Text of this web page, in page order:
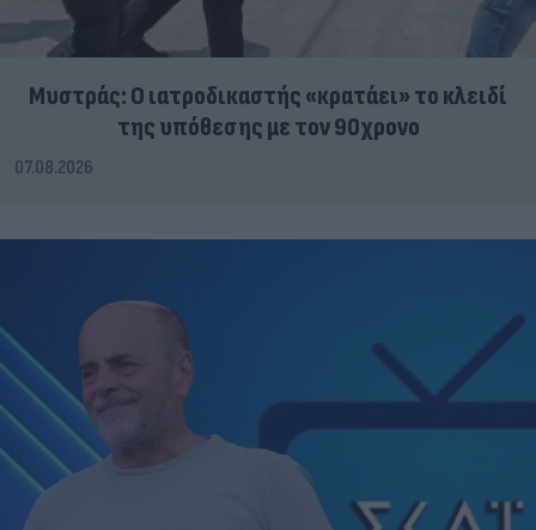
Μυστράς: Ο ιατροδικαστής «κρατάει» το κλειδί
της υπόθεσης με τον 90χρονο
07.08.2026